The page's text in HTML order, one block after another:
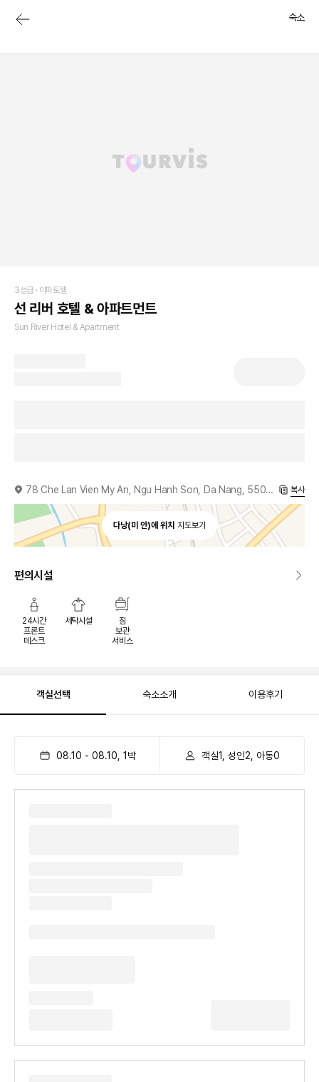
숙소
3성급 · 아파토텔
선 리버 호텔 & 아파트먼트
Sun River Hotel & Apartment
78 Che Lan Vien My An, Ngu Hanh Son, Da Nang, 550000, VN 복사
다낭(미 안)에 위치 지도보기
편의시설
24시간
프론트
데스크
세탁시설
짐
보관
서비스
객실선택 숙소소개 이용후기
08.10 - 08.10 1 박 객실1, 성인2, 아동0